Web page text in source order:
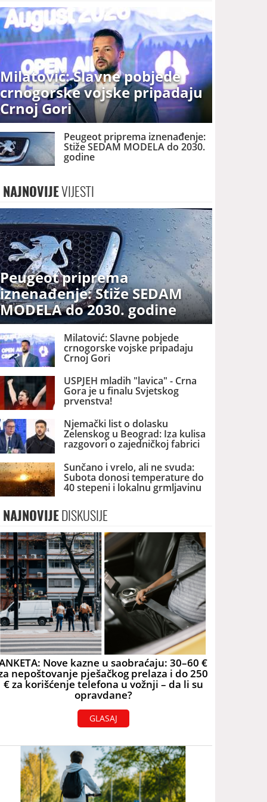
Milatović: Slavne pobjede
crnogorske vojske pripadaju
Crnoj Gori
Peugeot priprema iznenađenje:
Stiže SEDAM MODELA do 2030.
godine
NAJNOVIJEVIJESTI
Peugeot priprema
iznenađenje: Stiže SEDAM
MODELA do 2030. godine
Milatović: Slavne pobjede
crnogorske vojske pripadaju
Crnoj Gori
USPJEH mladih "lavica" - Crna
Gora je u finalu Svjetskog
prvenstva!
Njemački list o dolasku
Zelenskog u Beograd: Iza kulisa
razgovori o zajedničkoj fabrici
dronova u Srbiji
Sunčano i vrelo, ali ne svuda:
Subota donosi temperature do
40 stepeni i lokalnu grmljavinu
NAJNOVIJEDISKUSIJE
Nove kazne u saobraćaju: 30–60 €
nepoštovanje pješačkog prelaza i do 250
€ za korišćenje telefona u vožnji – da li su
opravdane?
GLASAJ